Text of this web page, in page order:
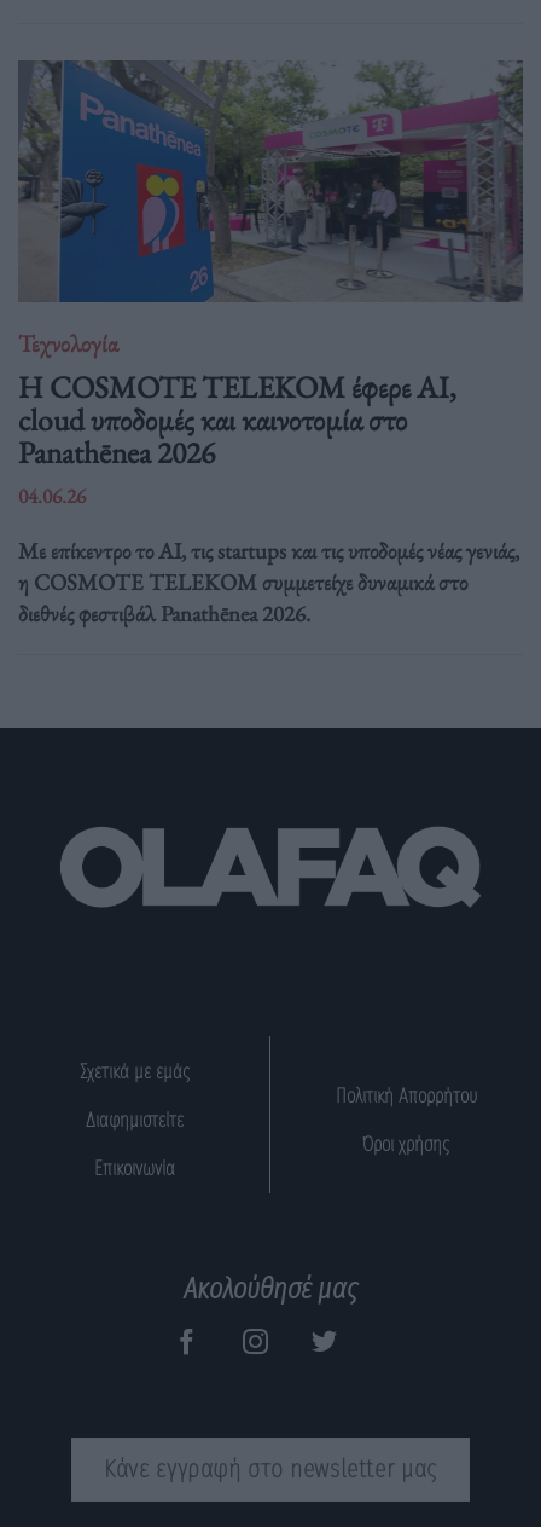
Τεχνολογία
Η COSMOTE TELEKOM έφερε AI,
cloud υποδομές και καινοτομία στο
Panathēnea 2026
04.06.26
Με επίκεντρο το AI, τις startups και τις υποδομές νέας γενιάς,
η COSMOTE TELEKOM συμμετείχε δυναμικά στο
διεθνές φεστιβάλ Panathēnea 2026.
Σχετικά με εμάς
Διαφημιστείτε
Επικοινωνία
Πολιτική Απορρήτου
Όροι χρήσης
Ακολούθησέ μας
Κάνε εγγραφή στο newsletter μας